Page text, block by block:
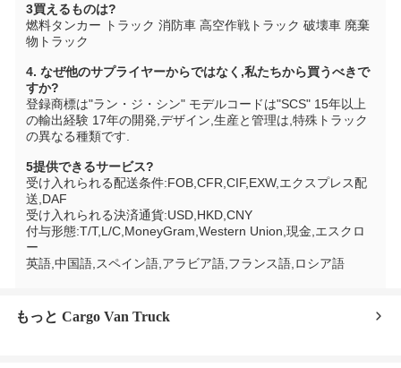
3買えるものは?
燃料タンカー トラック 消防車 高空作戦トラック 破壊車 廃棄
物トラック
4. なぜ他のサプライヤーからではなく,私たちから買うべきで
すか?
登録商標は"ラン・ジ・シン" モデルコードは"SCS" 15年以上
の輸出経験 17年の開発,デザイン,生産と管理は,特殊トラック
の異なる種類です.
5提供できるサービス?
受け入れられる配送条件:FOB,CFR,CIF,EXW,エクスプレス配
送,DAF
受け入れられる決済通貨:USD,HKD,CNY
付与形態:T/T,L/C,MoneyGram,Western Union,現金,エスクロ
ー
英語,中国語,スペイン語,アラビア語,フランス語,ロシア語
もっと Cargo Van Truck